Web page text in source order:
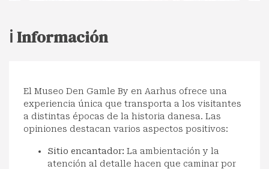
ℹ️ Información
El Museo Den Gamle By en Aarhus ofrece una
experiencia única que transporta a los visitantes
a distintas épocas de la historia danesa. Las
opiniones destacan varios aspectos positivos:
Sitio encantador: La ambientación y la
atención al detalle hacen que caminar por